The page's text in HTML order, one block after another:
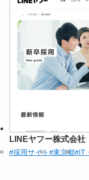
LINEヤフー株式会社
#採用サイト#東京都#IT